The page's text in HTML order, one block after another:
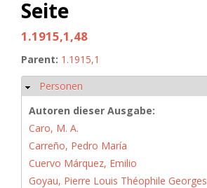
Seite
1.1915,1,48
Parent: 1.1915,1
Hide
Personen
Autoren dieser Ausgabe:
Caro, M. A.
Carreño, Pedro María
Cuervo Márquez, Emilio
Goyau, Pierre Louis Théophile Georges